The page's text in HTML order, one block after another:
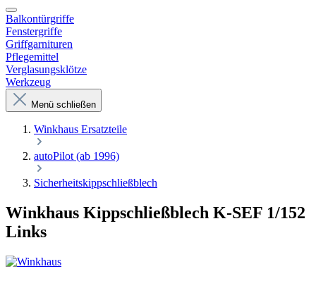
Balkontürgriffe
Fenstergriffe
Griffgarnituren
Pflegemittel
Verglasungsklötze
Werkzeug
Menü schließen
Winkhaus Ersatzteile
autoPilot (ab 1996)
Sicherheitskippschließblech
Winkhaus Kippschließblech K-SEF 1/152
Links